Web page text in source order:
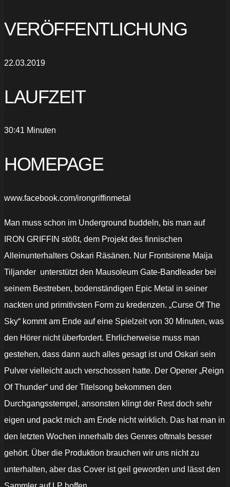
VERÖFFENTLICHUNG
22.03.2019
LAUFZEIT
30:41 Minuten
HOMEPAGE
www.facebook.com/irongriffinmetal
Man muss schon im Underground buddeln, bis man auf
IRON GRIFFIN stößt, dem Projekt des finnischen
Alleinunterhalters Oskari Räsänen. Nur Frontsirene Maija
Tiljander unterstützt den Mausoleum Gate-Bandleader bei
seinem Bestreben, bodenständigen Epic Metal in seiner
nackten und primitivsten Form zu kredenzen. „Curse Of The
Sky“ kommt am Ende auf eine Spielzeit von 30 Minuten, was
den Hörer nicht überfordert. Ehrlicherweise muss man
gestehen, dass dann auch alles gesagt ist und Oskari sein
Pulver vielleicht auch verschossen hatte. Der Opener „Reign
Of Thunder“ und der Titelsong bekommen den
Durchgangsstempel, ansonsten klingt der Rest doch sehr
eigen und packt mich am Ende nicht wirklich. Das hat man in
den letzten Wochen innerhalb des Genres oftmals besser
gehört. Über die Produktion brauchen wir uns nicht zu
unterhalten, aber das Cover ist geil geworden und lässt den